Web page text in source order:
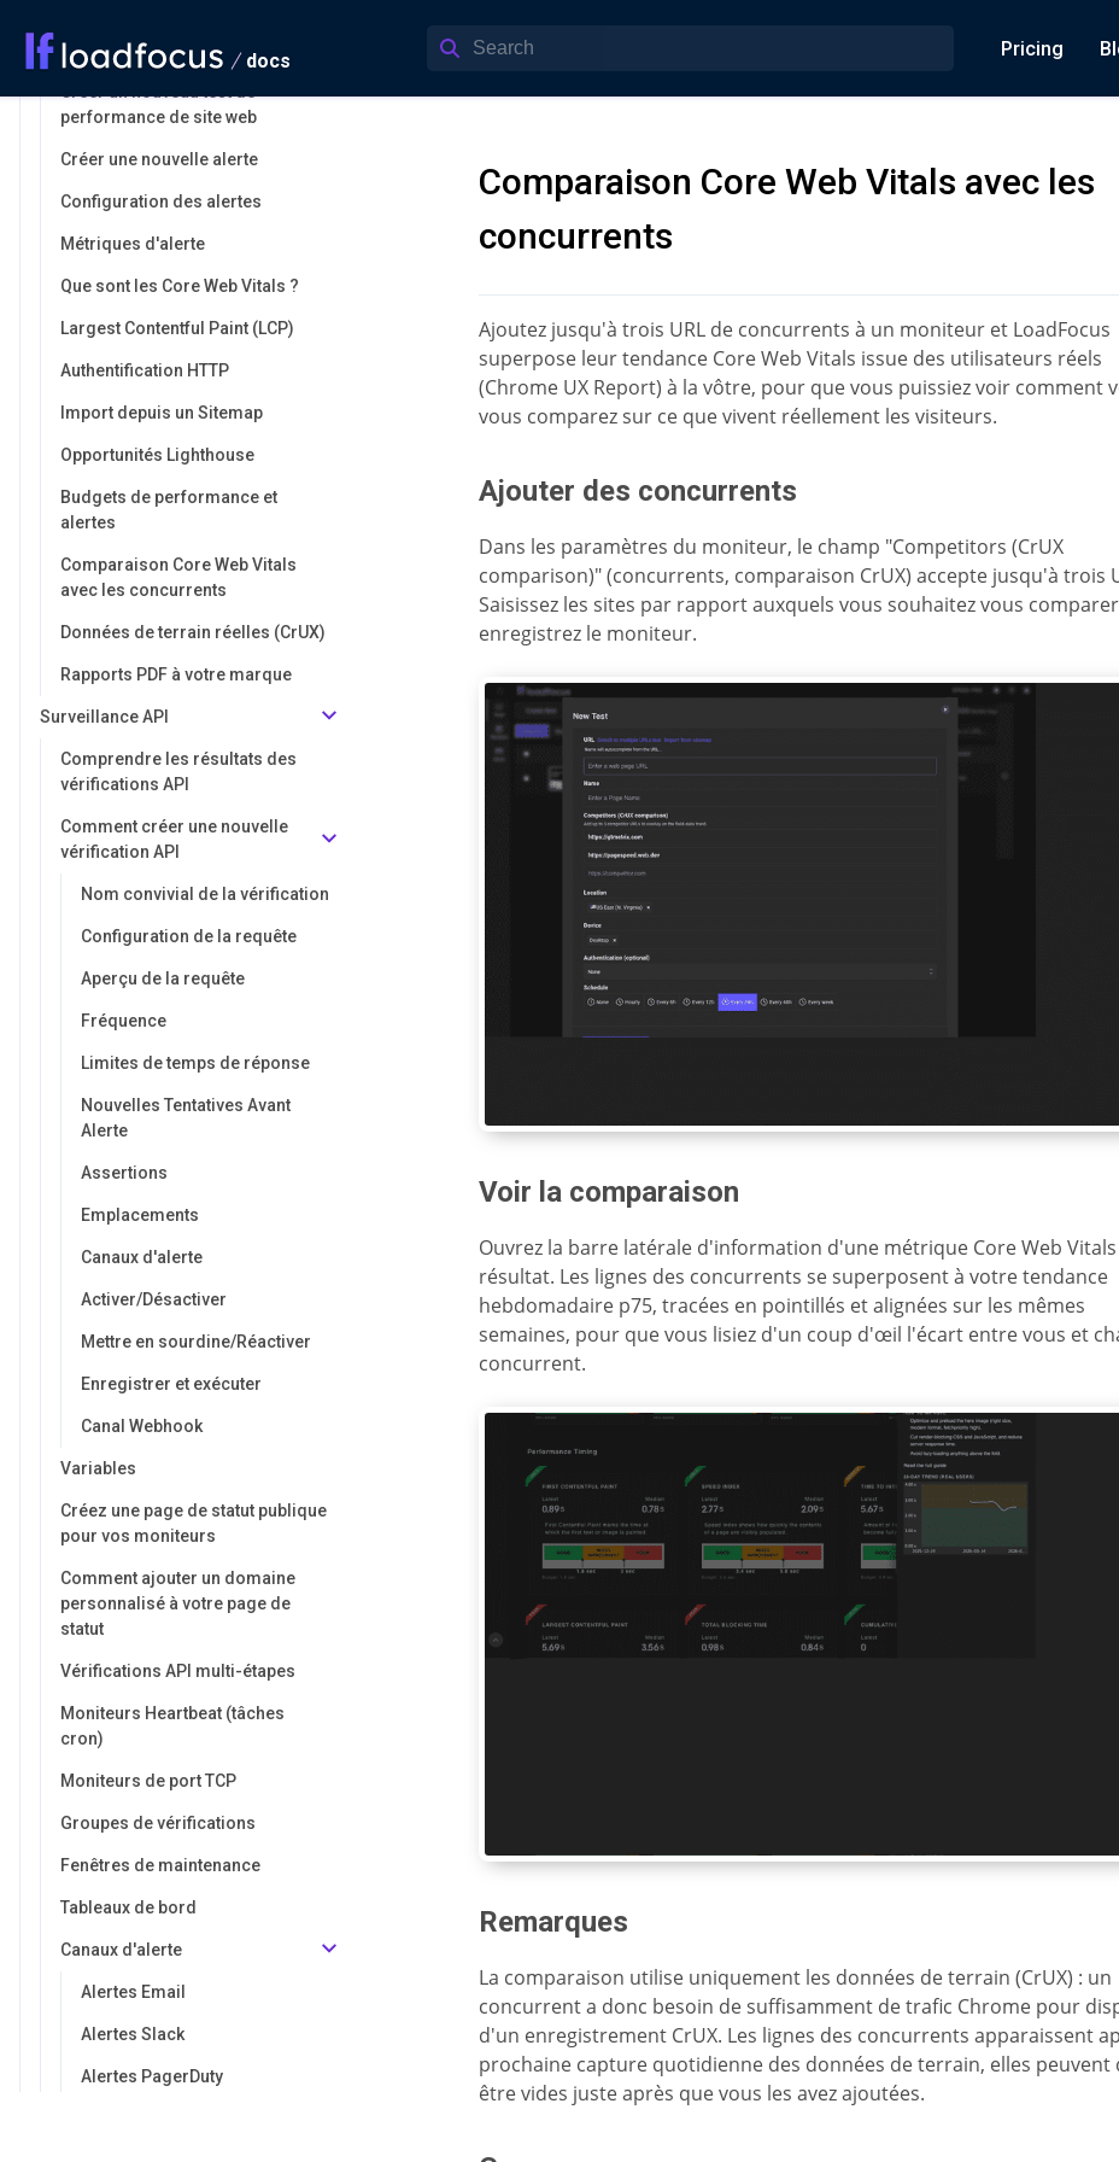
docs
Pricing
Démarrage rapide
performance de site web
Créer une nouvelle alerte
Configuration des alertes
Métriques d'alerte
Que sont les Core Web Vitals ?
Largest Contentful Paint (LCP)
Authentification HTTP
Import depuis un Sitemap
Opportunités Lighthouse
Budgets de performance et
alertes
Comparaison Core Web Vitals
avec les concurrents
Données de terrain réelles (CrUX)
Rapports PDF à votre marque
Surveillance API
Comprendre les résultats des
vérifications API
Comment créer une nouvelle
vérification API
Nom convivial de la vérification
Configuration de la requête
Aperçu de la requête
Fréquence
Limites de temps de réponse
Nouvelles Tentatives Avant
Alerte
Assertions
Emplacements
Canaux d'alerte
Activer/Désactiver
Mettre en sourdine/Réactiver
Enregistrer et exécuter
Canal Webhook
Variables
Créez une page de statut publique
pour vos moniteurs
Comment ajouter un domaine
personnalisé à votre page de
statut
Vérifications API multi-étapes
Moniteurs Heartbeat (tâches
cron)
Moniteurs de port TCP
Groupes de vérifications
Fenêtres de maintenance
Tableaux de bord
Canaux d'alerte
Alertes Email
Alertes Slack
Alertes PagerDuty
Comparaison Core Web Vitals avec les
concurrents
Ajoutez jusqu'à trois URL de concurrents à un moniteur et LoadFocus
superpose leur tendance Core Web Vitals issue des utilisateurs réels
(Chrome UX Report) à la vôtre, pour que vous puissiez voir comment
vous comparez sur ce que vivent réellement les visiteurs.
Ajouter des concurrents
Dans les paramètres du moniteur, le champ "Competitors (CrUX
comparison)" (concurrents, comparaison CrUX) accepte jusqu'à trois
Saisissez les sites par rapport auxquels vous souhaitez vous
enregistrez le moniteur.
Voir la comparaison
Ouvrez la barre latérale d'information d'une métrique Core Web
résultat. Les lignes des concurrents se superposent à votre tendance
hebdomadaire p75, tracées en pointillés et alignées sur les mêmes
semaines, pour que vous lisiez d'un coup d'œil l'écart entre vous et
concurrent.
Remarques
La comparaison utilise uniquement les données de terrain (CrUX) : un
concurrent a donc besoin de suffisamment de trafic Chrome pour
d'un enregistrement CrUX. Les lignes des concurrents apparaissent
prochaine capture quotidienne des données de terrain, elles peuvent
être vides juste après que vous les avez ajoutées.